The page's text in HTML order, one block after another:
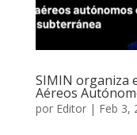
SIMIN organiza
Aéreos
por Editor| Feb 3,